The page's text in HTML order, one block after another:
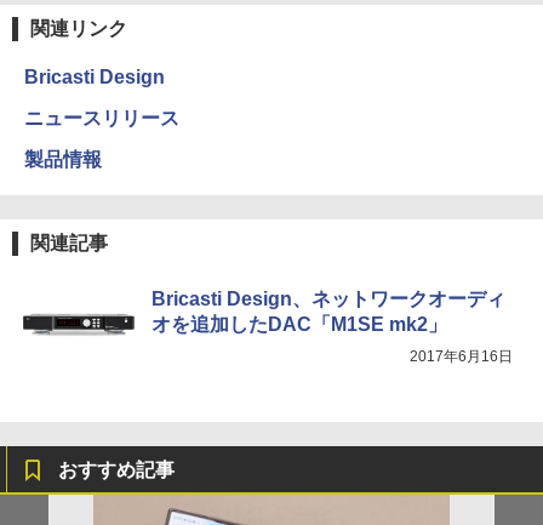
関連リンク
Bricasti Design
ニュースリリース
製品情報
関連記事
Bricasti Design、ネットワークオーディ
オを追加したDAC「M1SE mk2」
2017年6月16日
おすすめ記事